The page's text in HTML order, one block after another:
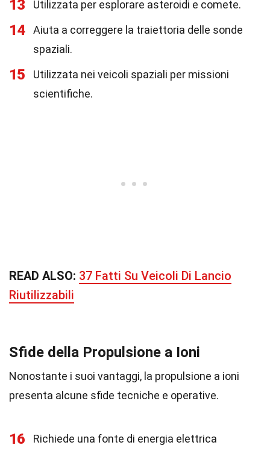
13 Utilizzata per esplorare asteroidi e comete.
14
Aiuta a correggere la traiettoria delle sonde
spaziali.
15
Utilizzata nei veicoli spaziali per missioni
scientifiche.
READ ALSO: 37 Fatti Su Veicoli Di Lancio
Riutilizzabili
Sfide della Propulsione a Ioni
Nonostante i suoi vantaggi, la propulsione a ioni
presenta alcune sfide tecniche e operative.
16
Richiede una fonte di energia elettrica